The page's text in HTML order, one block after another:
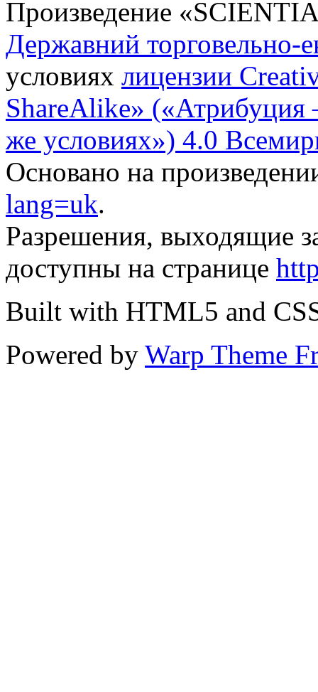
Произведение «
Державний торговельно-
условиях лицензии
ShareAlike»
же условиях») 4.0
Основано на
lang=uk.
Разрешения, выходящие
доступны на странице
Built with HTML5 and
Powered by Warp Theme